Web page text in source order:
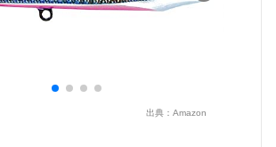
出典： Amazon